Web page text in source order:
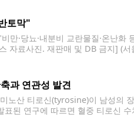
토막"
·당뇨·내분비 교란물질·온난화
자료사진. 재판매 및 DB 금지] (
과 연관성 발견
노산 티로신(tyrosine)이 남성의
된 연구에 따르면 혈중 티로신